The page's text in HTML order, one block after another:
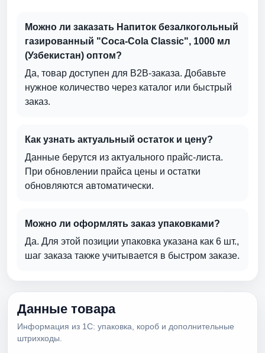
Можно ли заказать Напиток безалкогольный
газированный "Соса-Соla Classic", 1000 мл
(Узбекистан) оптом?
Да, товар доступен для B2B-заказа. Добавьте
нужное количество через каталог или быстрый
заказ.
Как узнать актуальный остаток и цену?
Данные берутся из актуального прайс-листа.
При обновлении прайса цены и остатки
обновляются автоматически.
Можно ли оформлять заказ упаковками?
Да. Для этой позиции упаковка указана как 6 шт.,
шаг заказа также учитывается в быстром заказе.
Данные товара
Информация из 1С: упаковка, короб и дополнительные
штрихкоды.